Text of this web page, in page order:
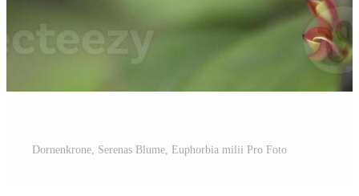
Dornenkrone, Serenas Blume, Euphorbia milii Pro Foto